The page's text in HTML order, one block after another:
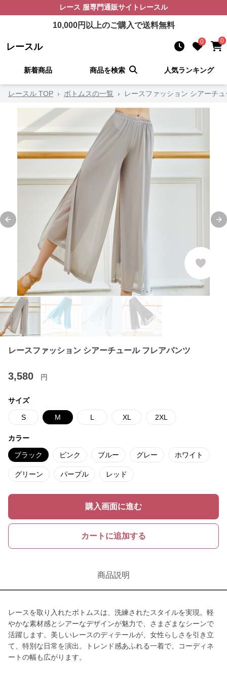
レース 服専門通販サイト レースル
10,000円以上のご購入で送料無料
レースル 0 0
新着商品 商品を検索 人気ランキング
レースル TOP › ボトムスの一覧 › レースファッション シアーチ
Previous slide
レースファッション シアーチュール フレアパンツ
3,580 円
サイズ
S M L XL 2XL
カラー
ブラック ピンク ブルー グレー ホワイト
グリーン パープル レッド
購入画面に進む
カートに追加する
商品説明
レースを取り入れたボトムスは、洗練されたスタイルを実現。軽
やかな素材感とシアーなデザインが魅力で、さまざまなシーンで
活躍します。美しいレースのディテールが、女性らしさを引き立
て、特別な日常を演出。トレンド感あふれる一着で、コーディネ
ートの幅も広がります。